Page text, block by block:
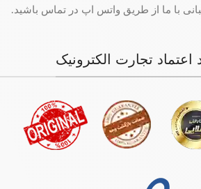
با ما از طریق واتس اپ در تماس باشید.
اعتماد تجارت الکترونیک